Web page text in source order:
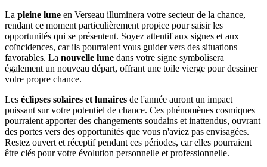
La pleine lune en Verseau illuminera votre secteur de la chance,
rendant ce moment particulièrement propice pour saisir les
opportunités qui se présentent. Soyez attentif aux signes et aux
coïncidences, car ils pourraient vous guider vers des situations
favorables. La nouvelle lune dans votre signe symbolisera
également un nouveau départ, offrant une toile vierge pour dessiner
votre propre chance.
Les éclipses solaires et lunaires de l'année auront un impact
puissant sur votre potentiel de chance. Ces phénomènes cosmiques
pourraient apporter des changements soudains et inattendus, ouvrant
des portes vers des opportunités que vous n'aviez pas envisagées.
Restez ouvert et réceptif pendant ces périodes, car elles pourraient
être clés pour votre évolution personnelle et professionnelle.